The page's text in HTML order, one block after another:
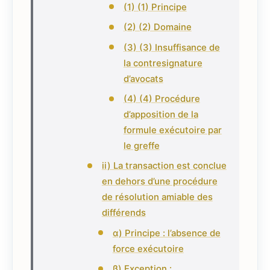
(1) (1) Principe
(2) (2) Domaine
(3) (3) Insuffisance de
la contresignature
d’avocats
(4) (4) Procédure
d’apposition de la
formule exécutoire par
le greffe
ii) La transaction est conclue
en dehors d’une procédure
de résolution amiable des
différends
α) Principe : l’absence de
force exécutoire